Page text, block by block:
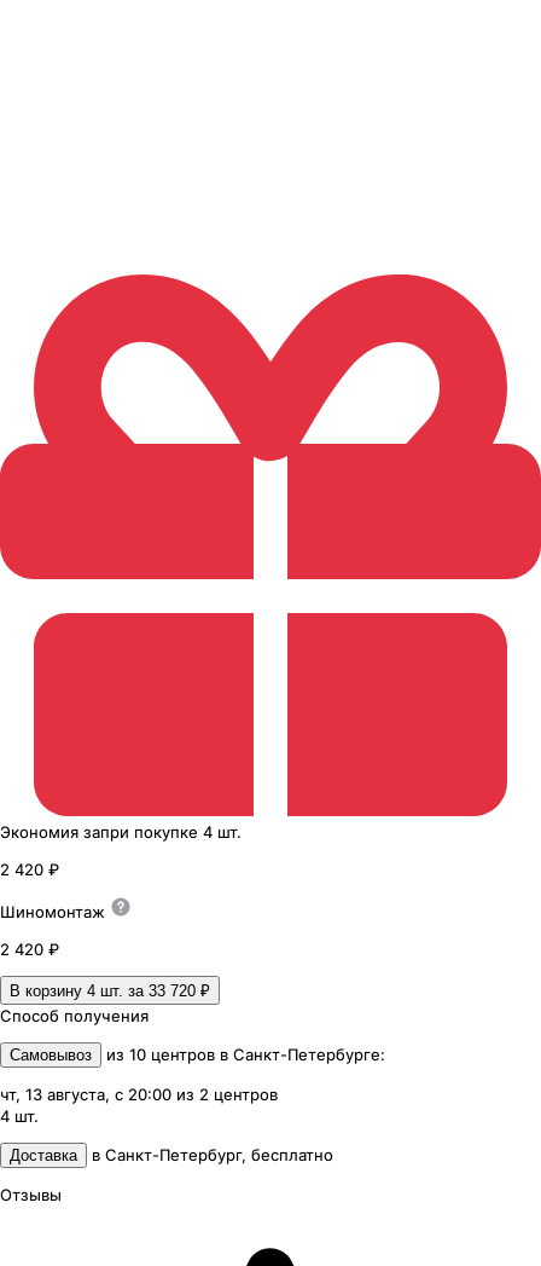
Экономия запри покупке 4 шт.
2 420 ₽
Шиномонтаж
2 420 ₽
В корзину 4 шт. за 33 720 ₽
Способ получения
Самовывоз из 10 центров в Санкт-Петербурге:
чт, 13 августа, с 20:00 из 2 центров
4 шт.
Доставка в Санкт-Петербург, бесплатно
Отзывы